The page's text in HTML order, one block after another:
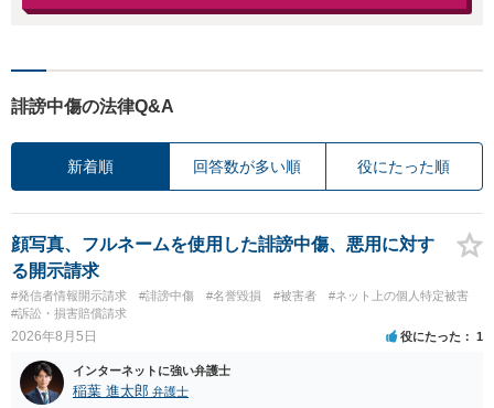
誹謗中傷の法律Q&A
新着順 回答数が多い順 役にたった順
顔写真、フルネームを使用した誹謗中傷、悪用に対す
る開示請求
#発信者情報開示請求 #誹謗中傷 #名誉毀損 #被害者
#ネット上の個人特定被害
#訴訟・損害賠償請求
2026年8月5日 役にたった 1
インターネットに強い弁護士
稲葉 進太郎 弁護士